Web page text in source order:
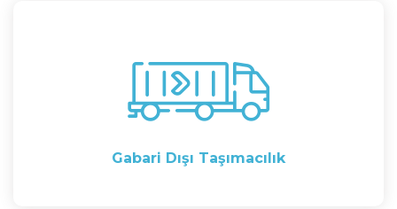
Gabari Dışı Taşımacılık